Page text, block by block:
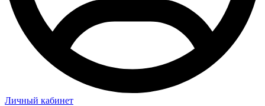
Личный кабинет